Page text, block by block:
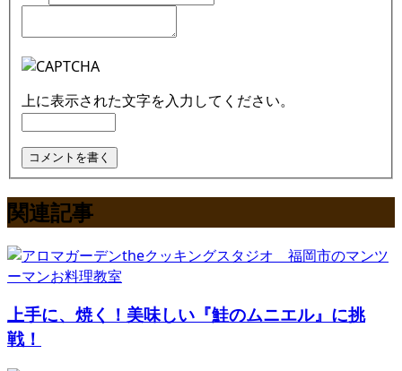
上に表示された文字を入力してください。
関連記事
上手に、焼く！美味しい『鮭のムニエル』に挑
戦！